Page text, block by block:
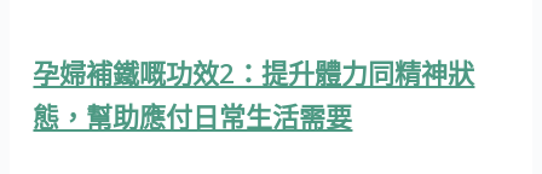
孕婦補鐵嘅功效2：提升體力同精神狀
態，幫助應付日常生活需要